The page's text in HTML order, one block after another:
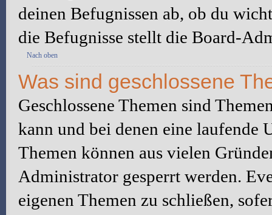
deinen Befugnissen ab, ob du
die Befugnisse stellt die Board-
Nach oben
Was sind geschlossene
Geschlossene Themen sind
kann und bei denen eine laufende
Themen können aus vielen
Administrator gesperrt werden.
eigenen Themen zu schließen,